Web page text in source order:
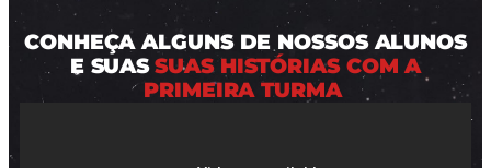
CONHEÇA ALGUNS DE NOSSOS ALUNOS
E SUAS SUAS HISTÓRIAS COM A
PRIMEIRA TURMA